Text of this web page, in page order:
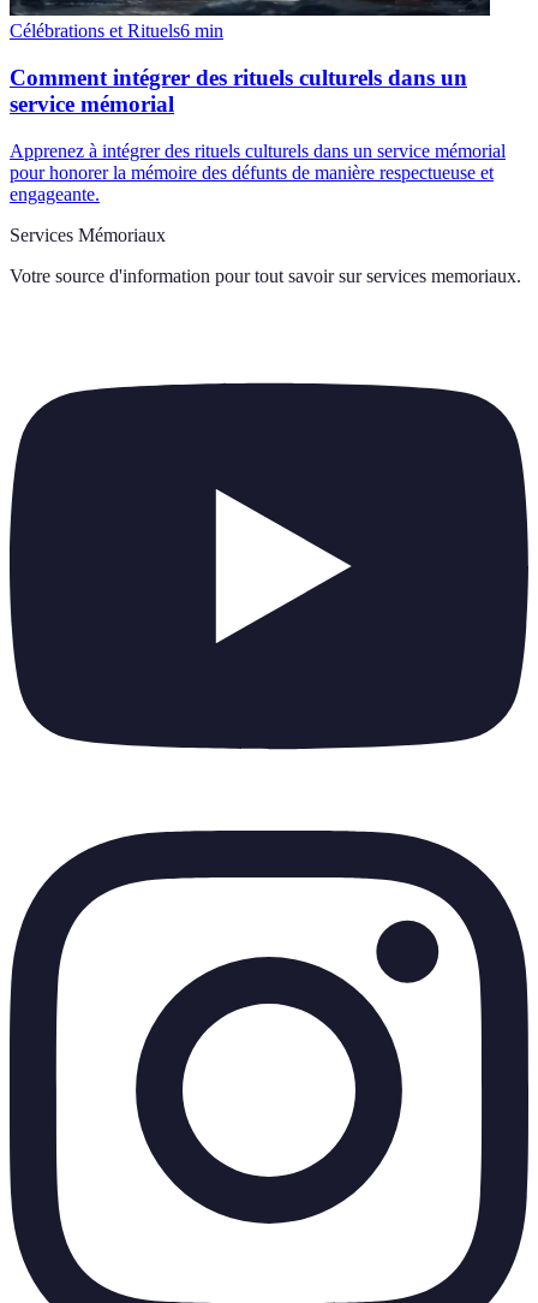
Célébrations et Rituels6 min
Comment intégrer des rituels culturels dans un
service mémorial
Apprenez à intégrer des rituels culturels dans un service mémorial
pour honorer la mémoire des défunts de manière respectueuse et
engageante.
Services Mémoriaux
Votre source d'information pour tout savoir sur services memoriaux.